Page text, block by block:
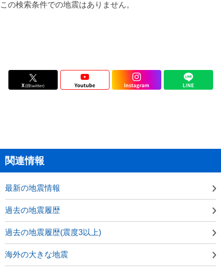
この検索条件での地震はありません。
関連情報
最新の地震情報
過去の地震履歴
過去の地震履歴(震度3以上)
海外の大きな地震